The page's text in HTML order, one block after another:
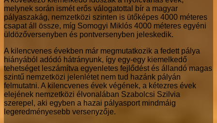
melynek során ismét erős válogatottal bír a magyar
pályaszakág, nemzetközi szinten is ütőképes 4000 méteres
csapat áll össze, míg Somogyi Miklós 4000 méteres egyéni
üldözőversenyben és pontversenyben jeleskedik.
A kilencvenes években már megmutatkozik a fedett pálya
hiányából adódó hátrányunk, így egy-egy kiemelkedő
tehetséget leszámítva egyenletes fejlődést és állandó magas
szintű nemzetközi jelenlétet nem tud hazánk pályán
felmutatni. A kilencvenes évek végének, a kétezres évek
elejének nemzetközi élvonalában Szabolcsi Szilvia
szerepel, aki egyben a hazai pályasport mindmáig
legeredményesebb versenyzője.